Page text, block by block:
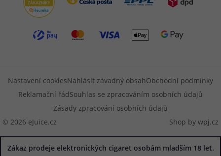
© 2026 eJuice.cz
Nastavení cookiesNahlásit závadný obsahObchodní podmínky
Reklamační řádSouhlas se zpracováním osobních údajů
Zásady zpracování osobních údajů
Shop by wpj.cz
Zákaz prodeje elektronických cigaret osobám mladším 18 let.